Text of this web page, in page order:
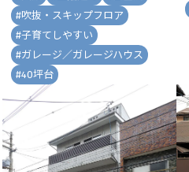
#吹抜・スキップフロア
#子育てしやすい
#ガレージ／ガレージハウス
#40坪台